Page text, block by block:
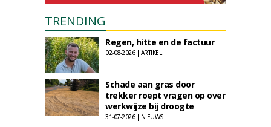
TRENDING
Regen, hitte en de factuur
02-08-2026 | ARTIKEL
Schade aan gras door
trekker roept vragen op over
werkwijze bij droogte
31-07-2026 | NIEUWS